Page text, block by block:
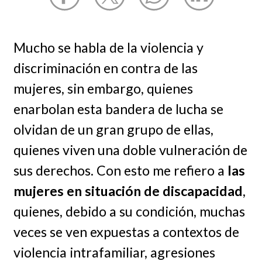
Mucho se habla de la violencia y
discriminación en contra de las
mujeres, sin embargo, quienes
enarbolan esta bandera de lucha se
olvidan de un gran grupo de ellas,
quienes viven una doble vulneración de
sus derechos. Con esto me refiero a las
mujeres en situación de discapacidad,
quienes, debido a su condición, muchas
veces se ven expuestas a contextos de
violencia intrafamiliar, agresiones